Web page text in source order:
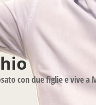
con due figlie e vive a